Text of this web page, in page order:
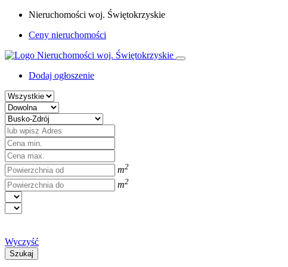
Nieruchomości woj. Świętokrzyskie
Ceny nieruchomości
Dodaj ogłoszenie
m2
m2
Wyczyść
Szukaj